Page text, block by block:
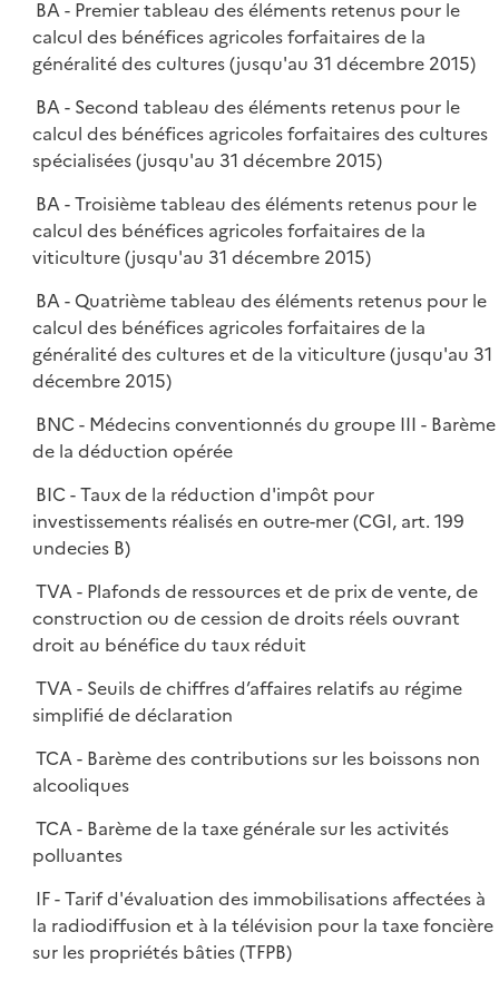
BA - Premier tableau des éléments retenus pour le
calcul des bénéfices agricoles forfaitaires de la
généralité des cultures (jusqu'au 31 décembre 2015)
BA - Second tableau des éléments retenus pour le
calcul des bénéfices agricoles forfaitaires des cultures
spécialisées (jusqu'au 31 décembre 2015)
BA - Troisième tableau des éléments retenus pour le
calcul des bénéfices agricoles forfaitaires de la
viticulture (jusqu'au 31 décembre 2015)
BA - Quatrième tableau des éléments retenus pour le
calcul des bénéfices agricoles forfaitaires de la
généralité des cultures et de la viticulture (jusqu'au 31
décembre 2015)
BNC - Médecins conventionnés du groupe III - Barème
de la déduction opérée
BIC - Taux de la réduction d'impôt pour
investissements réalisés en outre-mer (CGI, art. 199
undecies B)
TVA - Plafonds de ressources et de prix de vente, de
construction ou de cession de droits réels ouvrant
droit au bénéfice du taux réduit
TVA - Seuils de chiffres d’affaires relatifs au régime
simplifié de déclaration
TCA - Barème des contributions sur les boissons non
alcooliques
TCA - Barème de la taxe générale sur les activités
polluantes
IF - Tarif d'évaluation des immobilisations affectées à
la radiodiffusion et à la télévision pour la taxe foncière
sur les propriétés bâties (TFPB)